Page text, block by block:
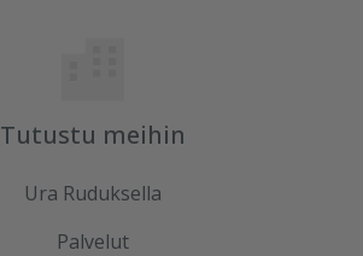
Tutustu meihin
Ura Ruduksella
Palvelut